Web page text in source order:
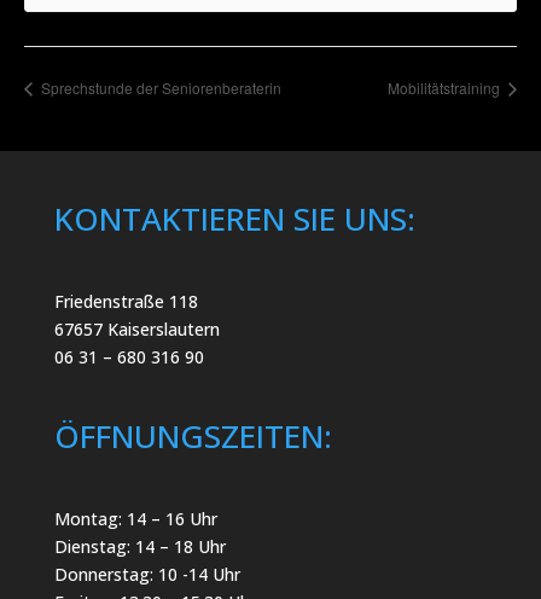
Sprechstunde der Seniorenberaterin Mobilitätstraining
KONTAKTIEREN SIE UNS:
Friedenstraße 118
67657 Kaiserslautern
06 31 – 680 316 90
ÖFFNUNGSZEITEN:
Montag: 14 – 16 Uhr
Dienstag: 14 – 18 Uhr
Donnerstag: 10 -14 Uhr